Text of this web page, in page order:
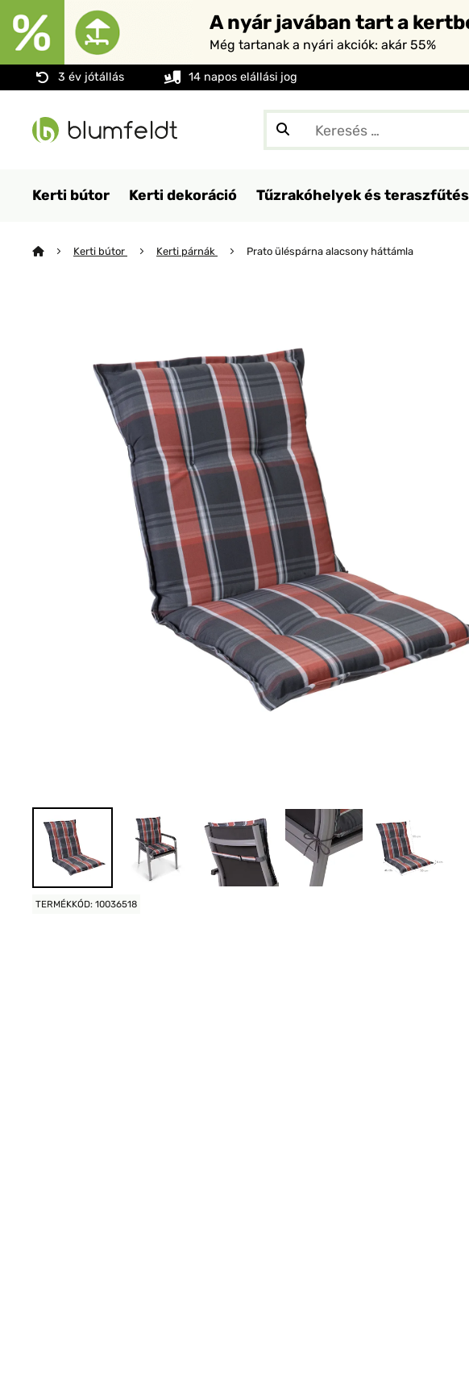
A nyár javában tart a
Még tartanak a nyári akciók: akár 55%
3 év jótállás 14 napos elállási jog
Kerti bútor Kerti dekoráció Tűzrakóhelyek és teraszfűtés
Kerti bútor Kerti párnák Prato üléspárna alacsony háttámla
TERMÉKKÓD: 10036518